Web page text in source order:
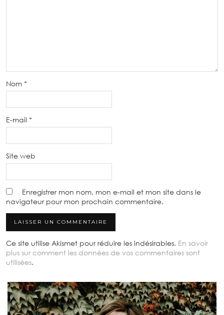
Nom *
E-mail *
Site web
Enregistrer mon nom, mon e-mail et mon site dans le
navigateur pour mon prochain commentaire.
Ce site utilise Akismet pour réduire les indésirables. En savoir
plus sur comment les données de vos commentaires sont
utilisées.